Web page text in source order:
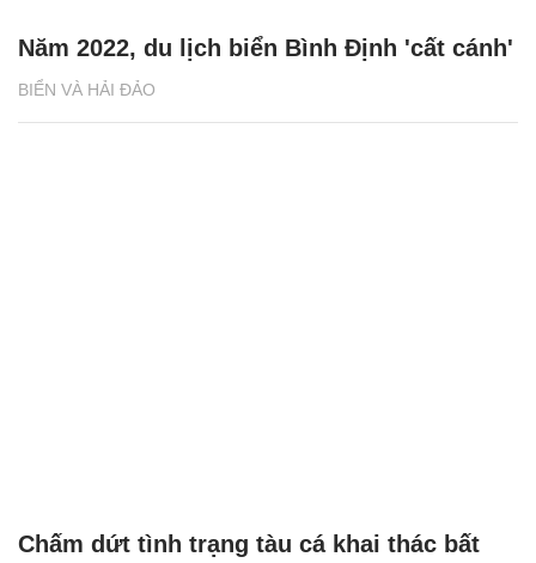
BIỂN VÀ HẢI ĐẢO
Năm 2022, du lịch biển Bình Định 'cất cánh'
Chấm dứt tình trạng tàu cá khai thác bất